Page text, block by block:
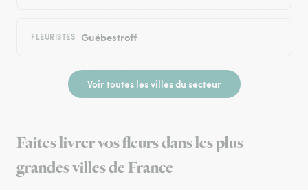
FLEURISTES Guébestroff
Voir toutes les villes du secteur
Faites livrer vos fleurs dans les plus
grandes villes de France